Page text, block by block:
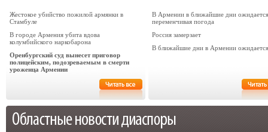
Жестокое убийство пожилой армянки в
Стамбуле
В городе Армения убита вдова
колумбийского наркобарона
Оренбургский суд вынесет приговор
полицейским, подозреваемым в смерти
уроженца Армении
В Армении в ближайшие дни ожидается
переменчивая погода
Россия замерзает
В ближайшие дни в Армении